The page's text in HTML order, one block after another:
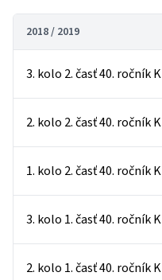
2018 / 2019
3. kolo 2. časť 40. ročník
2. kolo 2. časť 40. ročník
1. kolo 2. časť 40. ročník
3. kolo 1. časť 40. ročník
2. kolo 1. časť 40. ročník